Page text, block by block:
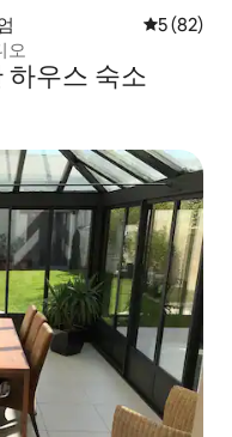
평점 5점(5
5 (82)
오
하우스 숙소